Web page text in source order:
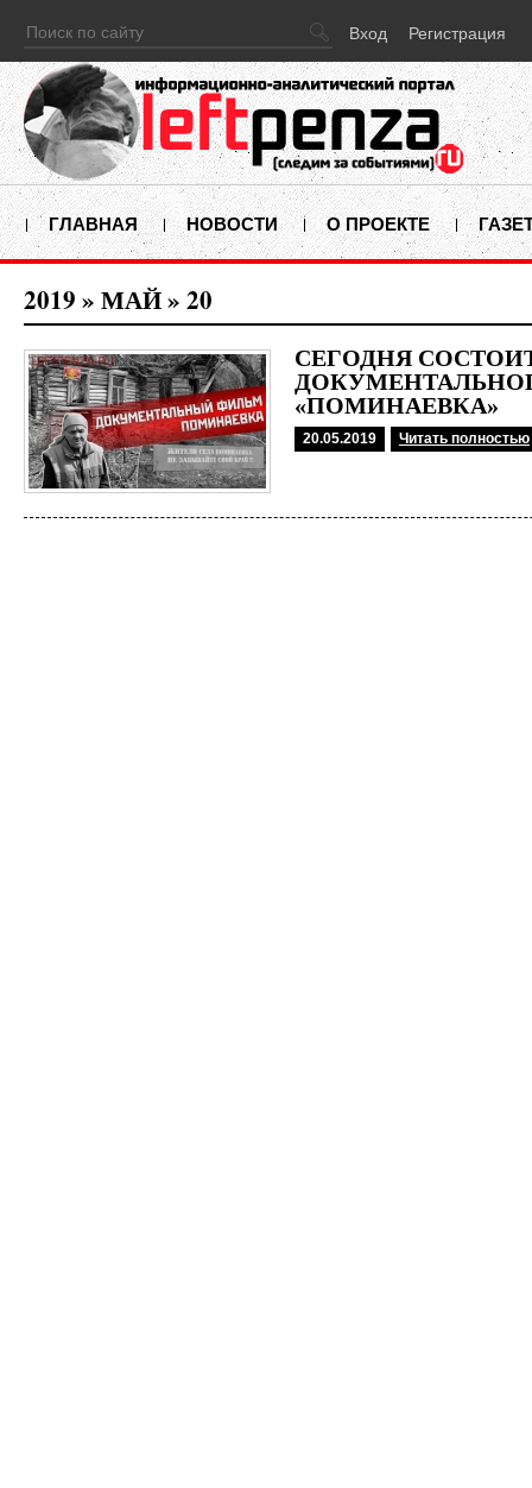
Вход Регистрация
ГЛАВНАЯ НОВОСТИ О ПРОЕКТЕ
2019 » МАЙ» 20
СЕГОДНЯ
«ПОМИНАЕВКА»
20.05.2019 Читать полностью